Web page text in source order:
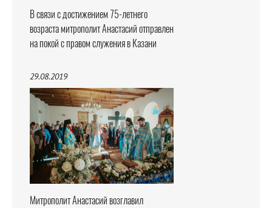
В связи с достижением 75-летнего
возраста митрополит Анастасий отправлен
на покой с правом служения в Казани
29.08.2019
Митрополит Анастасий возглавил